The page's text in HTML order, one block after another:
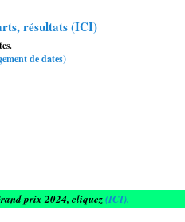
résultats (ICI)
de dates)
prix 2024, cliquez(ICI).